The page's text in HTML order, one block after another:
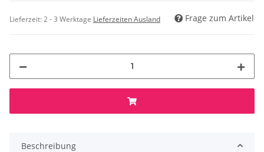
Lieferzeit:2 - 3 Werktage Lieferzeiten Ausland Frage zum Artikel
Beschreibung